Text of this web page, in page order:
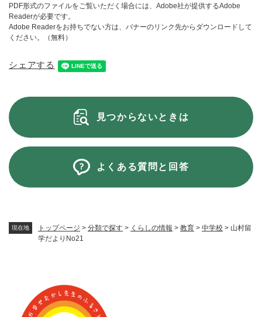
現在地 トップページ > 分類で探す > くらしの情報 > 教育 > 中学校 > 山村留
学だよりNo21
PDF形式のファイルをご覧いただく場合には、Adobe社が提供するAdobe
Readerが必要です。
Adobe Readerをお持ちでない方は、バナーのリンク先からダウンロードして
ください。（無料）
シェアする
見つからないときは
よくある質問と回答